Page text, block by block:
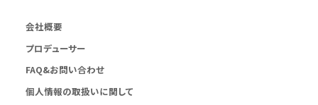
会社概要
プロデューサー
FAQ&お問い合わせ
個人情報の取扱いに関して